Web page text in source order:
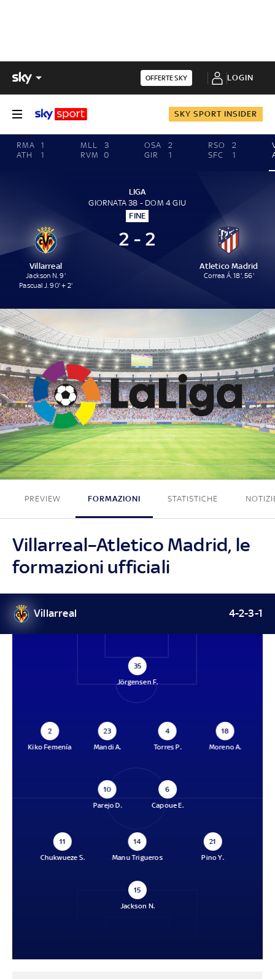
OFFERTE SKY LOGIN
SKY SPORT INSIDER
RMA
1
ATH
1
MLL
3
RVM
0
OSA
2
GIR
1
RSO
2
SFC
1
LIGA
GIORNATA 38 - DOM 4 GIU
FINE
Villarreal
Jackson N. 9'
Pascual J. 90' + 2'
2 - 2
Atletico Madrid
Correa Á. 18', 56'
2 - 2
PREVIEW FORMAZIONI STATISTICHE
Villarreal–Atletico Madrid, le
formazioni ufficiali
Villarreal 4-2-3-1
35
Jörgensen F.
2
Kiko Femenía
23
Mandi A.
4
Torres P.
18
Moreno A.
10
Parejo D.
6
Capoue E.
11
Chukwueze S.
14
Manu Trigueros
21
Pino Y.
15
Jackson N.